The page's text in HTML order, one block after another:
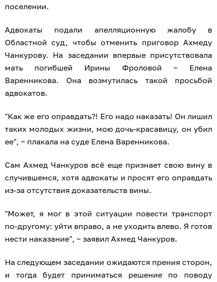
поселении.
Адвокаты подали апелляционную жалобу в
Областной суд, чтобы отменить приговор Ахмеду
Чанкурову. На заседании впервые присутствовала
мать погибшей Ирины Фроловой − Елена
Варенникова. Она возмутилась такой просьбой
адвокатов.
"Как же его оправдать?! Его надо наказать! Он лишил
таких молодых жизни, мою дочь-красавицу, он убил
ее", − плакала на суде Елена Варенникова.
Сам Ахмед Чанкуров всё еще признает свою вину в
случившемся, хотя адвокаты и просят его оправдать
из-за отсутствия доказательств вины.
"Может, я мог в этой ситуации повести транспорт
по-другому: уйти вправо, а не уходить влево. Я готов
нести наказание", − заявил Ахмед Чанкуров.
На следующем заседании ожидаются прения сторон,
и тогда будет приниматься решение по поводу